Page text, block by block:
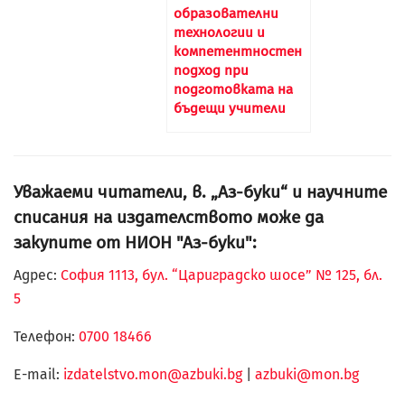
образователни
технологии и
компетентностен
подход при
подготовката на
бъдещи учители
Уважаеми читатели, в. „Аз-буки“ и научните
списания на издателството може да
закупите от НИОН "Аз-буки":
Адрес: София 1113, бул. “Цариградско шосе” № 125, бл.
5
Телефон: 0700 18466
Е-mail: izdatelstvo.mon@azbuki.bg| azbuki@mon.bg